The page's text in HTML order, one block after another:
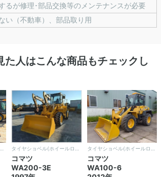
るが修理･部品交換等のメンテナンスが必要
い（不動車）、部品取り用
た人はこんな商品もチェックし
コマツ
WA200-3E
コマツ
WA100-6